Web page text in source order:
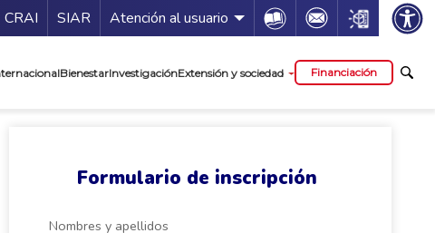
Guía de servicios
CRAI SIAR Atención al usuario Icon Icon Icon
BienestarInvestigaciónExtensión y sociedad Financiación
Formulario de inscripción
Nombres y apellidos